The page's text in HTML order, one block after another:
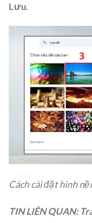
Lưu.
Cách cài đặt hình
TIN LIÊN QUAN: